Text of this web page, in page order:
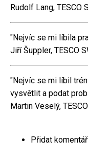
Rudolf Lang, TESCO
"Nejvíc se mi líbila
Jiří Šuppler, TESCO
"Nejvíc se mi líbil
vysvětlit a podat
Martin Veselý,
Přidat komentář